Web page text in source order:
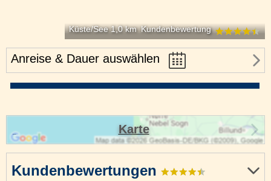
Küste/See 1,0 km Kundenbewertung
Anreise & Dauer auswählen
Kundenbewertungen
Karte